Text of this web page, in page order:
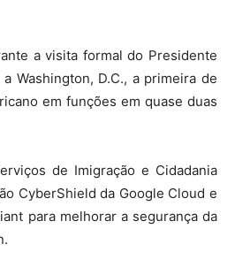
a visita formal do Presidente
Washington, D.C., a primeira de
em funções em quase duas
de Imigração e Cidadania
CyberShield da Google Cloud e
para melhorar a segurança da